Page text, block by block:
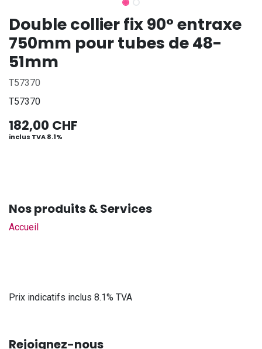
Double collier fix 90° entraxe
750mm pour tubes de 48-
51mm
T57370
T57370
182,00 CHF
inclus TVA 8.1%
Nos produits & Services
Accueil
Prix indicatifs inclus 8.1% TVA
Rejoignez-nous